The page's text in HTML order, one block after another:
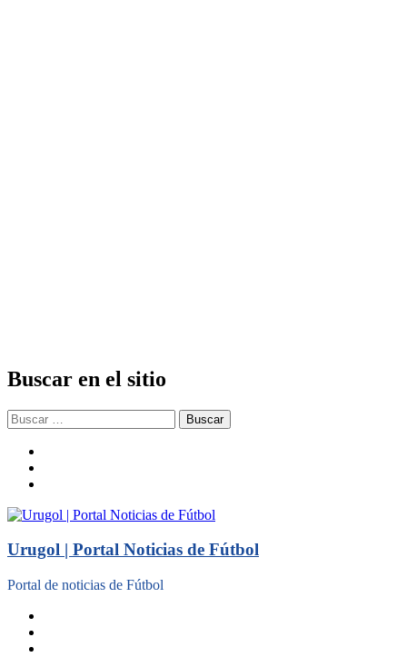
Buscar en el sitio
Buscar:
Urugol | Portal Noticias de Fútbol
Portal de noticias de Fútbol